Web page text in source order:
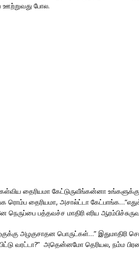
ஊற்றுவது போல.
தைரியமா கேட்டுருவீங்கன்னா
தைரியமா, அசால்ட்டா
பத்தவச்ச மாதிரி எரிய
அழகுசாதன பொருட்கள்…” இதுமாதிரி
வரட்டா?” அதென்னமோ தெரியல, நம்ம